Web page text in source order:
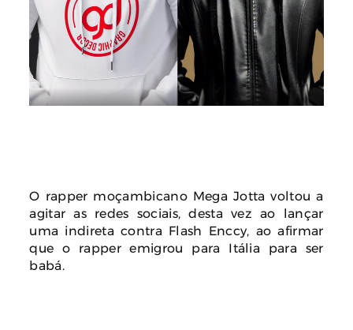
O rapper moçambicano Mega Jotta voltou a
agitar as redes sociais, desta vez ao lançar
uma indireta contra Flash Enccy, ao afirmar
que o rapper emigrou para Itália para ser
babá.